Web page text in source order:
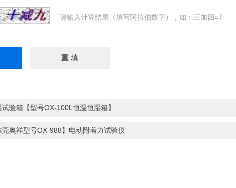
请输入计算结果（填写阿拉伯数字），如：三加四=7
验箱【型号OX-100L恒温恒湿箱】
奥祥型号OX-988】电动附着力试验仪